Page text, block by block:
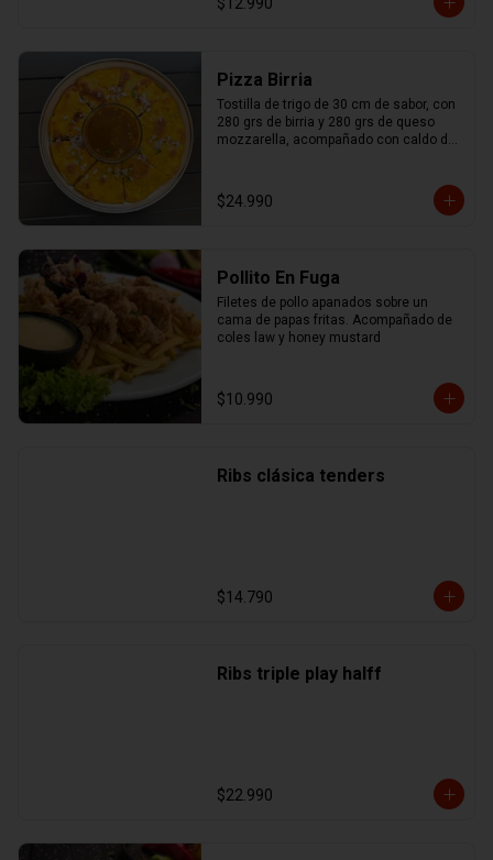
Pizza Birria
Tostilla de trigo de 30 cm de sabor, con
280 grs de birria y 280 grs de queso
mozzarella, acompañado con caldo de
$24.990
Pollito En Fuga
Filetes de pollo apanados sobre un
cama de papas fritas. Acompañado de
coles law y honey mustard
$10.990
Ribs clásica tenders
$14.790
Ribs triple play halff
$22.990